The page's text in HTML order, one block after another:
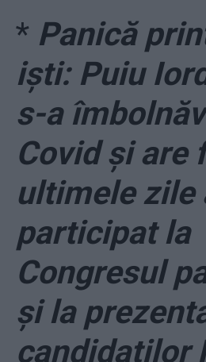
* Panică
iști: Puiu
s-a
Covid și are
ultimele zile
participat la
Congresul
și la
candidaților